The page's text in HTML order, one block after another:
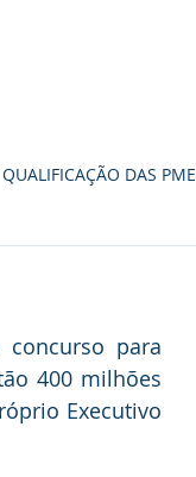
DAS PME
para
400 milhões
Executivo